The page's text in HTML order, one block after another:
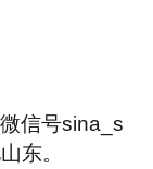
信号sina_s
东。